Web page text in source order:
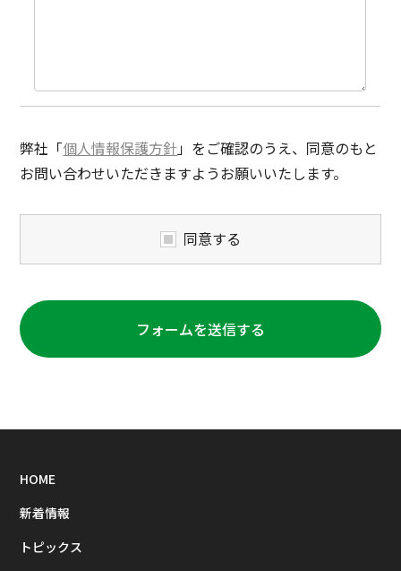
弊社「個人情報保護方針」をご確認のうえ、 同意のもと
お問い合わせいただきますようお願いいたします。
同意する
フォームを送信する
HOME
新着情報
トピックス